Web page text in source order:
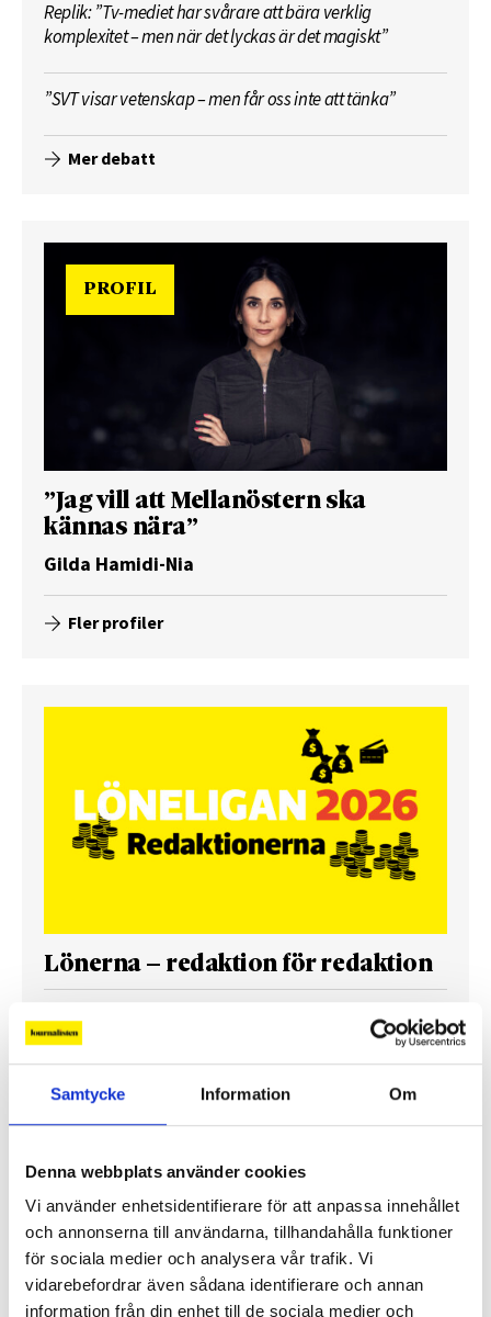
Samtycke Information Om
Denna webbplats använder cookies
Vi använder enhetsidentifierare för att anpassa innehållet
och annonserna till användarna, tillhandahålla funktioner
för sociala medier och analysera vår trafik. Vi
vidarebefordrar även sådana identifierare och annan
information från din enhet till de sociala medier och
Replik: ”Tv-mediet har svårare att bära verklig
komplexitet – men när det lyckas är det magiskt”
”SVT visar vetenskap – men får oss inte att tänka”
Mer debatt
PROFIL
”Jag vill att Mellanöstern ska
kännas nära”
Gilda Hamidi-Nia
Fler profiler
Lönerna – redaktion för redaktion
Så mycket tjänar vi – och våra chefer